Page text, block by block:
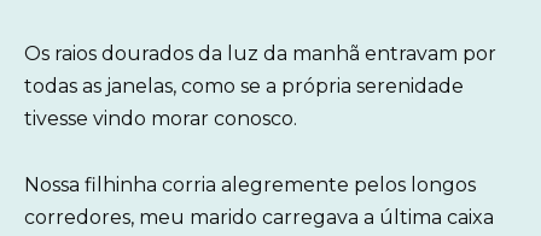
Os raios dourados da luz da manhã entravam por
todas as janelas, como se a própria serenidade
tivesse vindo morar conosco.
Nossa filhinha corria alegremente pelos longos
corredores, meu marido carregava a última caixa